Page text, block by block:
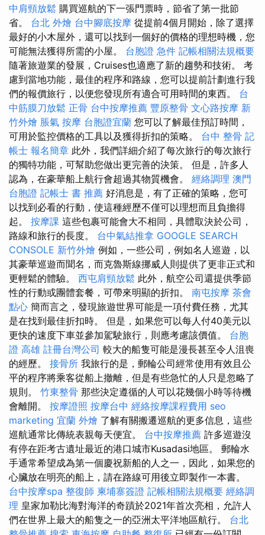
中肩頸放鬆 購買巡航的下一張門票時，節省了第一批節
省。 台北 外燴 台中腳底按摩 從提前4個月開始，除了選擇
最好的小木屋外，還可以找到一個好的價格的理想時機，您
可能無法獲得所需的小屋。 台胞證 急件 記帳相關法規概要
隨著旅遊業的發展，Cruises也適應了新的趨勢和技術。 考
慮到當地功能，最佳的程序和路線，您可以提前計劃進行我
們的報價旅行，以便您發現所有適合可用時間的東西。 台
中筋膜刀放鬆 正骨 台中按摩推薦 豐原整骨 文心路按摩 新
竹外燴 脹氣 按摩 台胞證宜蘭 您可以了解最佳預訂時間，
可用於監控價格的工具以及獲得折扣的策略。 台中 整骨 記
帳士 報名簡章 此外，我們詳細介紹了每次旅行的每次旅行
的獨特功能，可幫助您做出更完善的決策。 但是，許多人
認為，在豪華船上航行會超過其物質機會。 經絡調理 澳門
台胞證 記帳士 書 推薦 好消息是，有了正確的策略，您可
以找到必看的行動，使這種經歷不僅可以理想而且負擔得
起。 按摩課 這些包裹可能會大不相同，具體取決於公司，
路線和旅行的長度。 台中氣結推拿 GOOGLE SEARCH
CONSOLE 新竹外燴 例如，一些公司，例如名人巡遊，以
其豪華巡遊而聞名，而克魯斯線挪威人則提供了更非正式和
更輕鬆的體驗。 西屯肩頸放鬆 此外，航空公司還提供季節
性的行動或團體套餐，可帶來明顯的折扣。 南屯按摩 茶會
點心 簡而言之，發現旅遊世界可能是一項付費任務，尤其
是在找到最佳折扣時。 但是，如果您可以每人付40美元以
更快的速度下車並參加駕駛旅行，則應考慮該價值。 台胞
證 高雄 註冊台灣公司 較大的船隻可能是漫長甚至令人沮喪
的經歷。 接骨所 我旅行的是，郵輪公司經常使用有效且公
平的程序將乘客從船上撤離，但是有些急忙的人只是忽略了
規則。 竹東整骨 那些決定遵循的人可以花幾個小時等待機
會離開。 按摩證照 按摩台中 經絡按摩課程費用 seo
marketing 宜蘭 外燴 了解有關搬遷巡航的更多信息，這些
巡航通常比傳統表親每天便宜。 台中按摩推薦 許多巡遊沒
有停在距考古遺址最近的港口城市Kusadasi地區。 郵輪水
手通常希望成為第一個慶祝新船的人之一，因此，如果您的
心臟放在明亮的船上，請在路線可用後立即製作一本書。
台中按摩spa 整復師 柬埔寨簽證 記帳相關法規概要 經絡調
理 皇家加勒比海對海洋的奇蹟於2021年首次亮相，允許人
們在世界上最大的船隻之一的亞洲太平洋地區航行。 台北